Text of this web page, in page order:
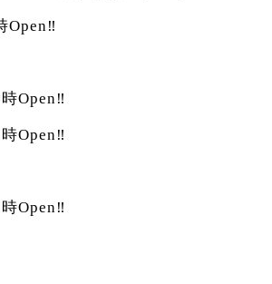
Open‼︎
Open‼︎
Open‼︎
Open‼︎